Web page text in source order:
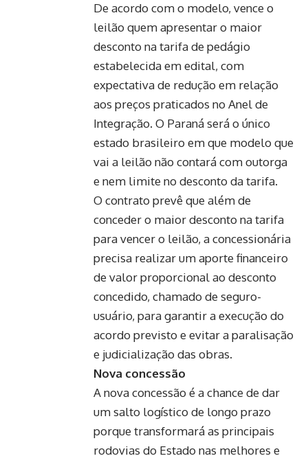
De acordo com o modelo, vence o
leilão quem apresentar o maior
desconto na tarifa de pedágio
estabelecida em edital, com
expectativa de redução em relação
aos preços praticados no Anel de
Integração. O Paraná será o único
estado brasileiro em que modelo que
vai a leilão não contará com outorga
e nem limite no desconto da tarifa.
O contrato prevê que além de
conceder o maior desconto na tarifa
para vencer o leilão, a concessionária
precisa realizar um aporte financeiro
de valor proporcional ao desconto
concedido, chamado de seguro-
usuário, para garantir a execução do
acordo previsto e evitar a paralisação
e judicialização das obras.
Nova concessão
A nova concessão é a chance de dar
um salto logístico de longo prazo
porque transformará as principais
rodovias do Estado nas melhores e